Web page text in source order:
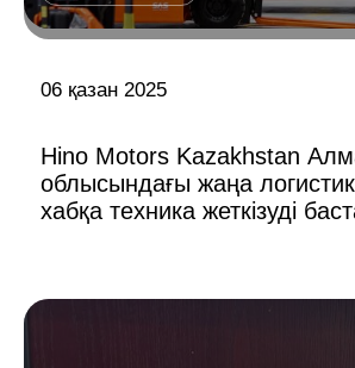
06 қазан 2025
Hino Motors Kazakhstan
облысындағы жаңа
хабқа техника жеткізуді